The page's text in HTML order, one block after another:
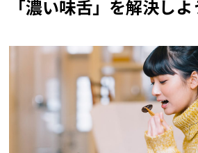
「濃い味舌」を解決しよ